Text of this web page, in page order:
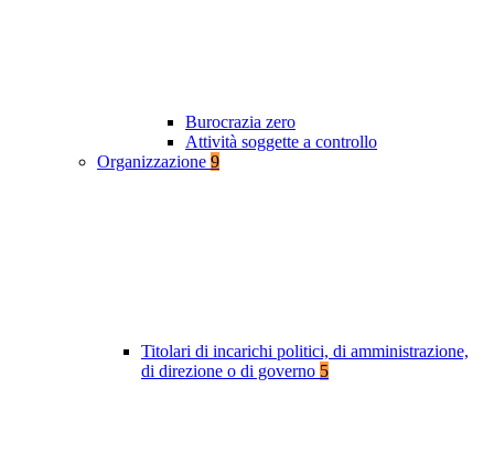
Burocrazia zero
Attività soggette a controllo
Organizzazione 9
Titolari di incarichi politici, di amministrazione,
di direzione o di governo 5